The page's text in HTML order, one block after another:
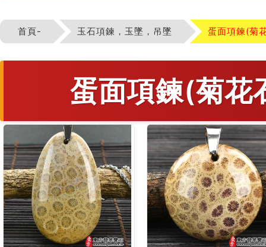
首頁- 玉石項鍊，玉墜，吊墜 蛋面項鍊(菊
蛋面項鍊(菊花